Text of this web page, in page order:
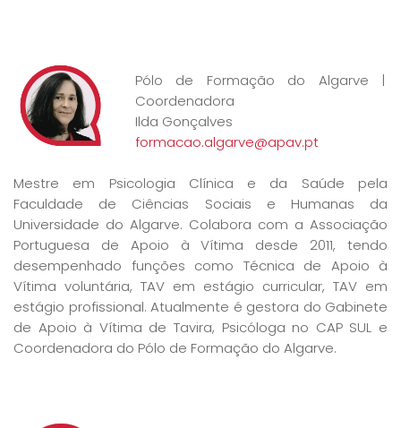
Pólo de Formação do Algarve |
Coordenadora
Ilda Gonçalves
formacao.algarve@apav.pt
Mestre em Psicologia Clínica e da Saúde pela
Faculdade de Ciências Sociais e Humanas da
Universidade do Algarve. Colabora com a Associação
Portuguesa de Apoio à Vítima desde 2011, tendo
desempenhado funções como Técnica de Apoio à
Vítima voluntária, TAV em estágio curricular, TAV em
estágio profissional. Atualmente é gestora do Gabinete
de Apoio à Vítima de Tavira, Psicóloga no CAP SUL e
Coordenadora do Pólo de Formação do Algarve.